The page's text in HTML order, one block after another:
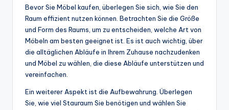
Bevor Sie Möbel kaufen, überlegen Sie sich, wie Sie den
Raum effizient nutzen können. Betrachten Sie die Größe
und Form des Raums, um zu entscheiden, welche Art von
Möbeln am besten geeignet ist. Es ist auch wichtig, über
die alltäglichen Abläufe in Ihrem Zuhause nachzudenken
und Möbel zu wählen, die diese Abläufe unterstützen und
vereinfachen.
Ein weiterer Aspekt ist die Aufbewahrung. Überlegen
Sie, wie viel Stauraum Sie benötigen und wählen Sie